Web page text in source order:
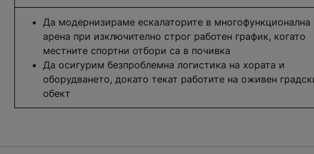
Да модернизираме ескалаторите в многофункционална
арена при изключително строг работен график, когато
местните спортни отбори са в почивка
Да осигурим безпроблемна логистика на хората и
оборудването, докато текат работите на оживен
обект